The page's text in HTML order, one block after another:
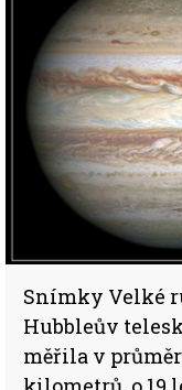
Snímky Velké
Hubbleův
měřila v